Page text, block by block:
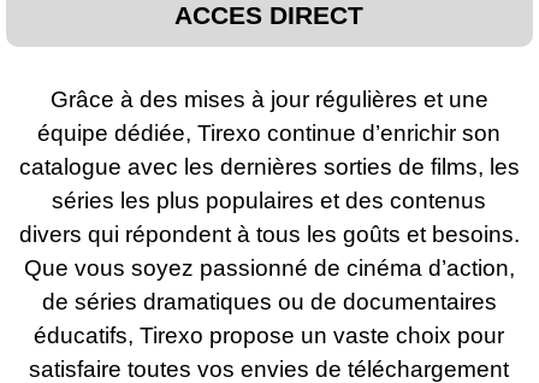
ACCES DIRECT
Grâce à des mises à jour régulières et une
équipe dédiée, Tirexo continue d’enrichir son
catalogue avec les dernières sorties de films, les
séries les plus populaires et des contenus
divers qui répondent à tous les goûts et besoins.
Que vous soyez passionné de cinéma d’action,
de séries dramatiques ou de documentaires
éducatifs, Tirexo propose un vaste choix pour
satisfaire toutes vos envies de téléchargement